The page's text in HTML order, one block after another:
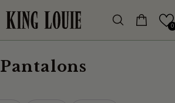
0
Pantalons